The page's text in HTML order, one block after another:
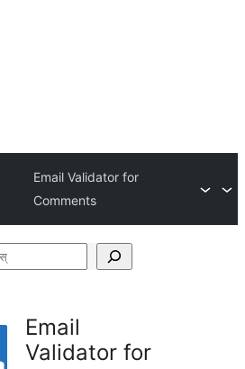
Email Validator for
Comments
Email
Validator for